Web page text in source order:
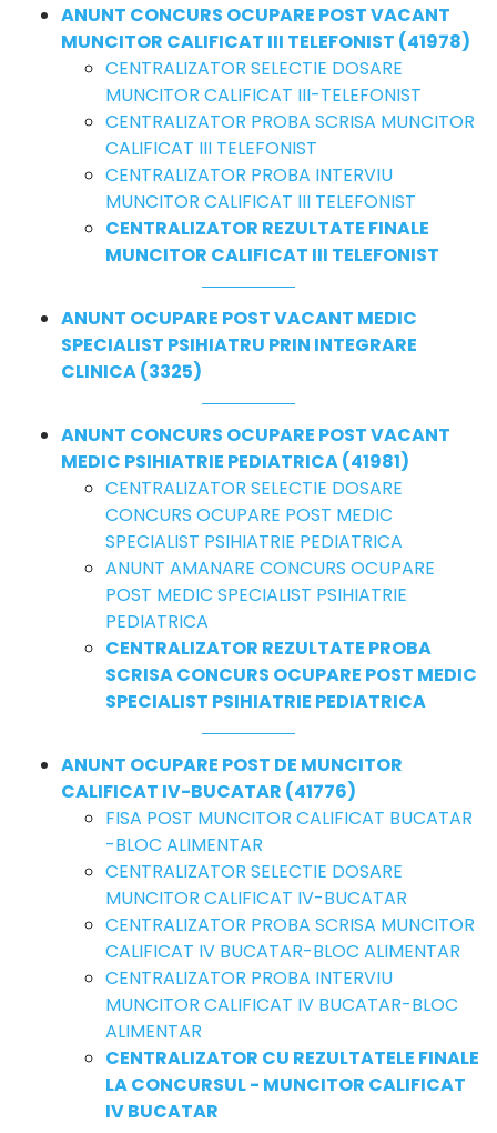
ANUNT CONCURS OCUPARE POST VACANT
MUNCITOR CALIFICAT III TELEFONIST (41978)
CENTRALIZATOR SELECTIE DOSARE
MUNCITOR CALIFICAT III-TELEFONIST
CENTRALIZATOR PROBA SCRISA MUNCITOR
CALIFICAT III TELEFONIST
CENTRALIZATOR PROBA INTERVIU
MUNCITOR CALIFICAT III TELEFONIST
CENTRALIZATOR REZULTATE FINALE
MUNCITOR CALIFICAT III TELEFONIST
ANUNT OCUPARE POST VACANT MEDIC
SPECIALIST PSIHIATRU PRIN INTEGRARE
CLINICA (3325)
ANUNT CONCURS OCUPARE POST VACANT
MEDIC PSIHIATRIE PEDIATRICA (41981)
CENTRALIZATOR SELECTIE DOSARE
CONCURS OCUPARE POST MEDIC
SPECIALIST PSIHIATRIE PEDIATRICA
ANUNT AMANARE CONCURS OCUPARE
POST MEDIC SPECIALIST PSIHIATRIE
PEDIATRICA
CENTRALIZATOR REZULTATE PROBA
SCRISA CONCURS OCUPARE POST MEDIC
SPECIALIST PSIHIATRIE PEDIATRICA
ANUNT OCUPARE POST DE MUNCITOR
CALIFICAT IV-BUCATAR (41776)
FISA POST MUNCITOR CALIFICAT BUCATAR
-BLOC ALIMENTAR
CENTRALIZATOR SELECTIE DOSARE
MUNCITOR CALIFICAT IV-BUCATAR
CENTRALIZATOR PROBA SCRISA MUNCITOR
CALIFICAT IV BUCATAR-BLOC ALIMENTAR
CENTRALIZATOR PROBA INTERVIU
MUNCITOR CALIFICAT IV BUCATAR-BLOC
ALIMENTAR
CENTRALIZATOR CU REZULTATELE FINALE
LA CONCURSUL - MUNCITOR CALIFICAT
IV BUCATAR